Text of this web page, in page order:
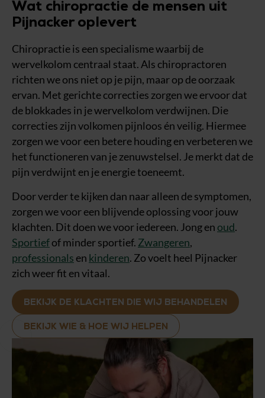
Wat chiropractie de mensen uit
Pijnacker oplevert
Chiropractie is een specialisme waarbij de
wervelkolom centraal staat. Als chiropractoren
richten we ons niet op je pijn, maar op de oorzaak
ervan. Met gerichte correcties zorgen we ervoor dat
de blokkades in je wervelkolom verdwijnen. Die
correcties zijn volkomen pijnloos én veilig. Hiermee
zorgen we voor een betere houding en verbeteren we
het functioneren van je zenuwstelsel. Je merkt dat de
pijn verdwijnt en je energie toeneemt.
Door verder te kijken dan naar alleen de symptomen,
zorgen we voor een blijvende oplossing voor jouw
klachten. Dit doen we voor iedereen. Jong en oud.
Sportiefof minder sportief. Zwangeren,
professionals en kinderen. Zo voelt heel Pijnacker
zich weer fit en vitaal.
BEKIJK DE KLACHTEN DIE WIJ BEHANDELEN
BEKIJK WIE & HOE WIJ HELPEN